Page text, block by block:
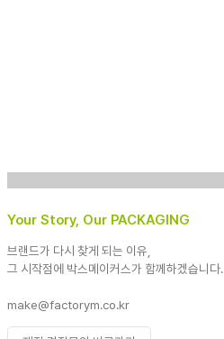
Your Story, Our PACKAGING
브랜드가 다시 찾게 되는 이유,
그 시작점에 박스메이커스가 함께하겠습니다.
make@factorym.co.kr